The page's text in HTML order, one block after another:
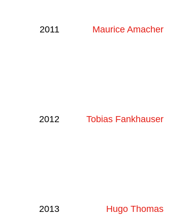
2011 Maurice Amacher
2012 Tobias Fankhauser
2013 Hugo Thomas